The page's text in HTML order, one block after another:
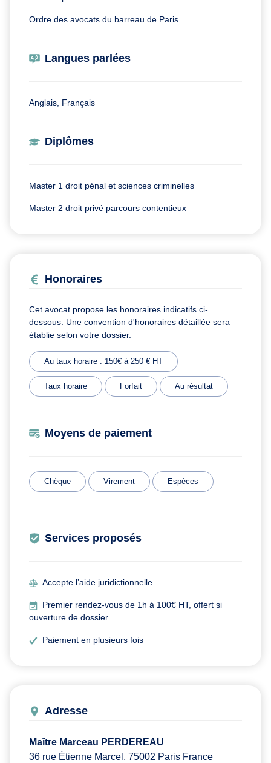
Ordre des avocats du barreau de Paris
Langues parlées
Anglais, Français
Diplômes
Master 1 droit pénal et sciences criminelles
Master 2 droit privé parcours contentieux
Honoraires
Cet avocat propose les honoraires indicatifs ci-
dessous. Une convention d'honoraires détaillée sera
établie selon votre dossier.
Au taux horaire : 150€ à 250 € HT
Taux horaire Forfait Au résultat
Moyens de paiement
Chèque Virement Espèces
Services proposés
Accepte l’aide juridictionnelle
Premier rendez-vous de 1h à 100€ HT, offert si
ouverture de dossier
Paiement en plusieurs fois
Adresse
Maître Marceau PERDEREAU
36 rue Étienne Marcel, 75002 Paris France